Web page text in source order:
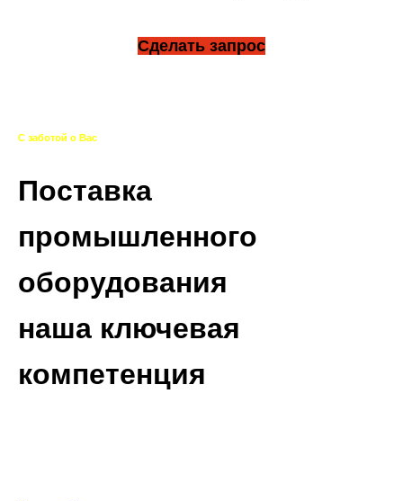
Сделать запрос
С заботой о Вас
Поставка
промышленного
оборудования
наша ключевая
компетенция